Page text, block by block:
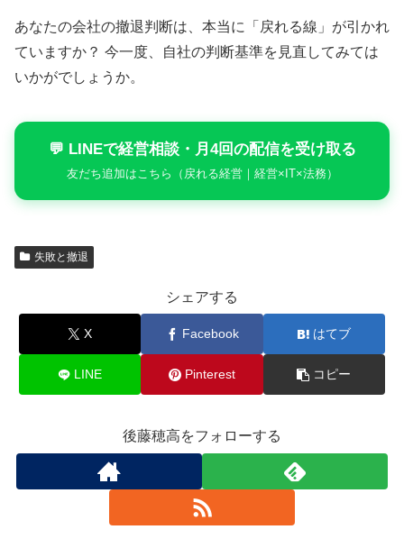
あなたの会社の撤退判断は、本当に「戻れる線」が引かれ
ていますか？ 今一度、自社の判断基準を見直してみては
いかがでしょうか。
💬 LINEで経営相談・月4回の配信を受け取る
友だち追加はこちら（戻れる経営｜経営×IT×法務）
失敗と撤退
シェアする
X Facebook はてブ
LINE Pinterest コピー
後藤穂高をフォローする